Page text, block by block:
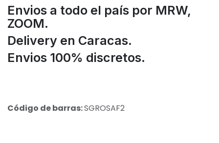
Envios a todo el país por MRW,
ZOOM.
Delivery en Caracas.
Envios 100% discretos.
Código de barras:SGROSAF2